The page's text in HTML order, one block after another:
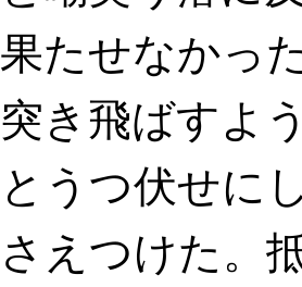
果たせなかっ
突き飛ばすよ
とうつ伏せに
さえつけた。